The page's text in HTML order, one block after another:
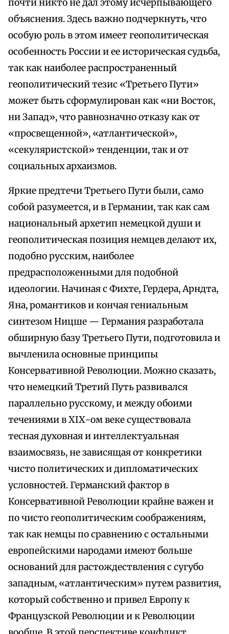
почти никто не дал этому исчерпывающего
объяснения. Здесь важно подчеркнуть, что
особую роль в этом имеет геополитическая
особенность России и ее историческая судьба,
так как наиболее распространенный
геополитический тезис «Третьего Пути»
может быть сформулирован как «ни Восток,
ни Запад», что равнозначно отказу как от
«просвещенной», «атлантической»,
«секуляристской» тенденции, так и от
социальных архаизмов.
Яркие предтечи Третьего Пути были, само
собой разумеется, и в Германии, так как сам
национальный архетип немецкой души и
геополитическая позиция немцев делают их,
подобно русским, наиболее
предрасположенными для подобной
идеологии. Начиная с Фихте, Гердера, Арндта,
Яна, романтиков и кончая гениальным
синтезом Ницше — Германия разработала
обширную базу Третьего Пути, подготовила и
вычленила основные принципы
Консервативной Революции. Можно сказать,
что немецкий Третий Путь развивался
параллельно русскому, и между обоими
течениями в ХIХ-ом веке существовала
тесная духовная и интеллектуальная
взаимосвязь, не зависящая от конкретики
чисто политических и дипломатических
условностей. Германский фактор в
Консервативной Революции крайне важен и
по чисто геополитическим соображениям,
так как немцы по сравнению с остальными
европейскими народами имеют больше
оснований для растождествления с сугубо
западным, «атлантическим» путем развития,
который собственно и привел Европу к
Французской Революции и к Революции